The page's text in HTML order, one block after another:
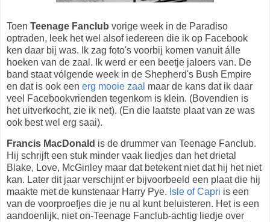
Toen Teenage Fanclub vorige week in de Paradiso
optraden, leek het wel alsof iedereen die ik op Facebook
ken daar bij was. Ik zag foto's voorbij komen vanuit álle
hoeken van de zaal. Ik werd er een beetje jaloers van. De
band staat vólgende week in de Shepherd's Bush Empire
en dat is ook een erg mooie zaal maar de kans dat ik daar
veel Facebookvrienden tegenkom is klein. (Bovendien is
het uitverkocht, zie ik net). (En die laatste plaat van ze was
ook best wel erg saai).
Francis MacDonald is de drummer van Teenage Fanclub.
Hij schrijft een stuk minder vaak liedjes dan het drietal
Blake, Love, McGinley maar dat betekent niet dat hij het niet
kan. Later dit jaar verschijnt er bijvoorbeeld een plaat die hij
maakte met de kunstenaar Harry Pye. Isle of Capri is een
van de voorproefjes die je nu al kunt beluisteren. Het is een
aandoenlijk, niet on-Teenage Fanclub-achtig liedje over